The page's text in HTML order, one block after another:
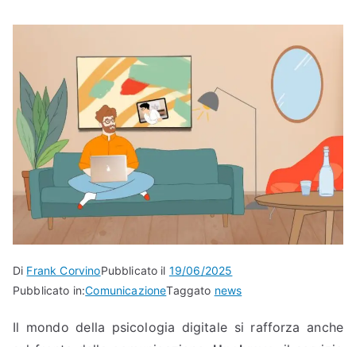
Di Frank CorvinoPubblicato il 19/06/2025
Pubblicato in:ComunicazioneTaggato news
Il mondo della psicologia digitale si rafforza anche